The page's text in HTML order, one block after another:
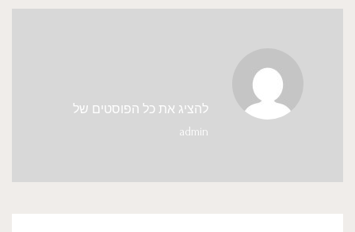
להציג את כל הפוסטים של
admin